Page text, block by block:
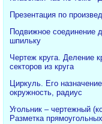
Презентация по
Подвижное соединение
шпильку
Чертеж круга. Деление
секторов из круга
Циркуль. Его
окружность, радиус
Угольник – чертежный
Разметка